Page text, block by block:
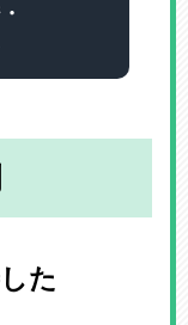
た